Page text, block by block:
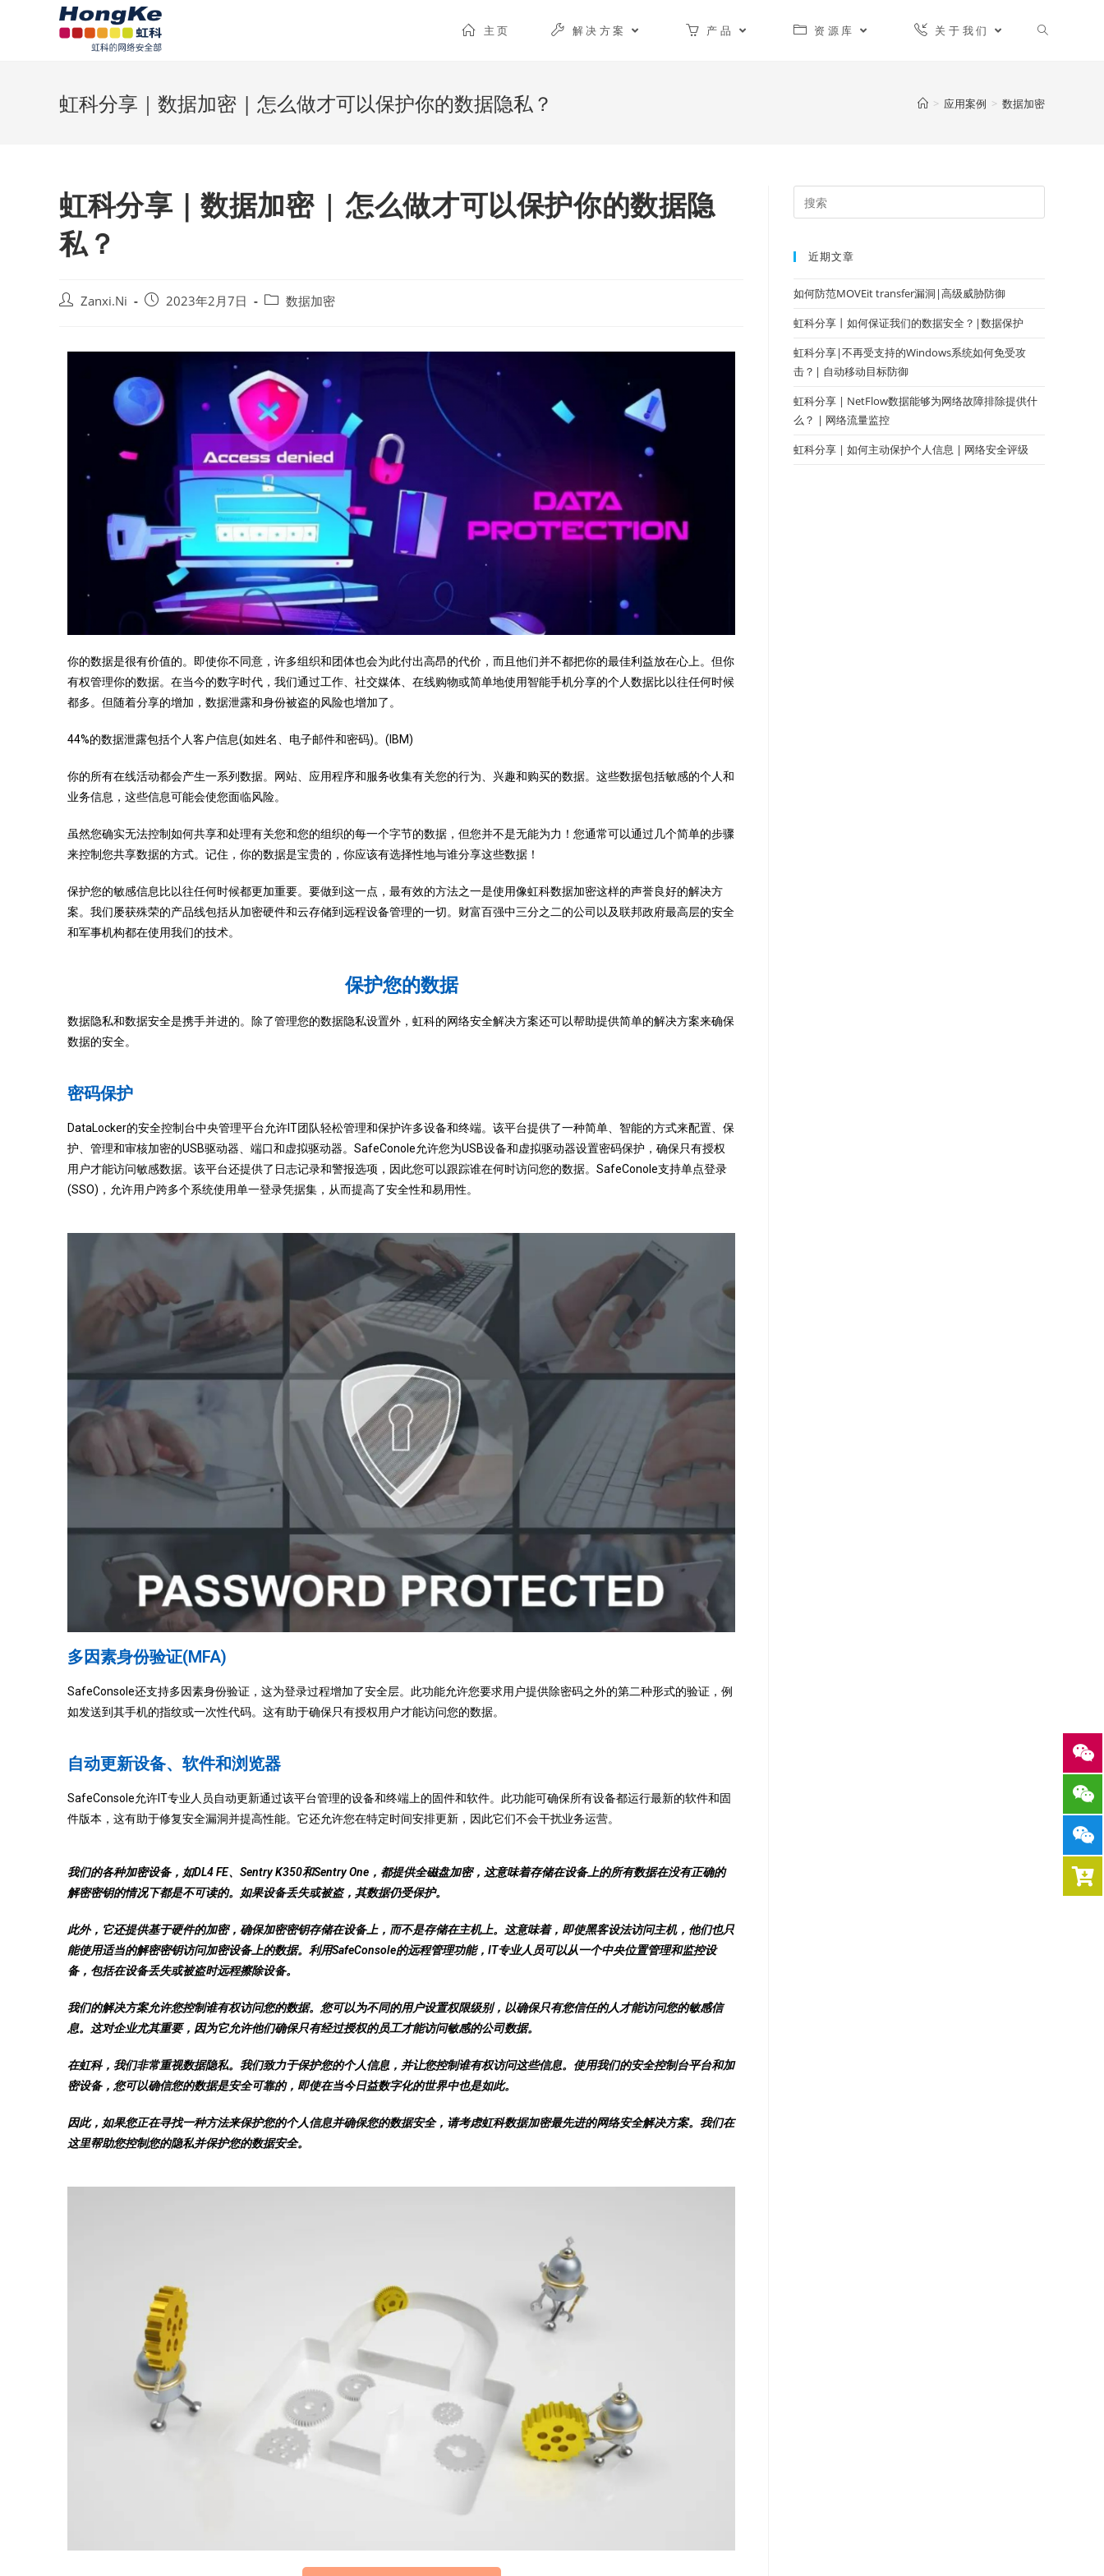
主页 解决方案 产品 资源库 关于我们
虹科分享｜数据加密 | 怎么做才可以保护你的数据隐私？ > 应用案例 > 数据加密
虹科分享｜数据加密 | 怎么做才可以保护你的数据隐
私？
Zanxi.Ni 2023年2月7日 数据加密
你的数据是很有价值的。即使你不同意，许多组织和团体也会为此付出高昂的代价，而且他们并不都把你的最佳利益放在心上。但你
有权管理你的数据。在当今的数字时代，我们通过工作、社交媒体、在线购物或简单地使用智能手机分享的个人数据比以往任何时候
都多。但随着分享的增加，数据泄露和身份被盗的风险也增加了。
44%的数据泄露包括个人客户信息(如姓名、电子邮件和密码)。(IBM)
你的所有在线活动都会产生一系列数据。网站、应用程序和服务收集有关您的行为、兴趣和购买的数据。这些数据包括敏感的个人和
业务信息，这些信息可能会使您面临风险。
虽然您确实无法控制如何共享和处理有关您和您的组织的每一个字节的数据，但您并不是无能为力！您通常可以通过几个简单的步骤
来控制您共享数据的方式。记住，你的数据是宝贵的，你应该有选择性地与谁分享这些数据！
保护您的敏感信息比以往任何时候都更加重要。要做到这一点，最有效的方法之一是使用像虹科数据加密这样的声誉良好的解决方
案。我们屡获殊荣的产品线包括从加密硬件和云存储到远程设备管理的一切。财富百强中三分之二的公司以及联邦政府最高层的安全
和军事机构都在使用我们的技术。
保护您的数据
数据隐私和数据安全是携手并进的。除了管理您的数据隐私设置外，虹科的网络安全解决方案还可以帮助提供简单的解决方案来确保
数据的安全。
密码保护
DataLocker的安全控制台中央管理平台允许IT团队轻松管理和保护许多设备和终端。该平台提供了一种简单、智能的方式来配置、保
护、管理和审核加密的USB驱动器、端口和虚拟驱动器。SafeConole允许您为USB设备和虚拟驱动器设置密码保护，确保只有授权
用户才能访问敏感数据。该平台还提供了日志记录和警报选项，因此您可以跟踪谁在何时访问您的数据。SafeConole支持单点登录
(SSO)，允许用户跨多个系统使用单一登录凭据集，从而提高了安全性和易用性。
多因素身份验证(MFA)
SafeConsole还支持多因素身份验证，这为登录过程增加了安全层。此功能允许您要求用户提供除密码之外的第二种形式的验证，例
如发送到其手机的指纹或一次性代码。这有助于确保只有授权用户才能访问您的数据。
自动更新设备、软件和浏览器
SafeConsole允许IT专业人员自动更新通过该平台管理的设备和终端上的固件和软件。此功能可确保所有设备都运行最新的软件和固
件版本，这有助于修复安全漏洞并提高性能。它还允许您在特定时间安排更新，因此它们不会干扰业务运营。
我们的各种加密设备，如DL4 FE、Sentry K350和Sentry One，都提供全磁盘加密，这意味着存储在设备上的所有数据在没有正确的
解密密钥的情况下都是不可读的。如果设备丢失或被盗，其数据仍受保护。
此外，它还提供基于硬件的加密，确保加密密钥存储在设备上，而不是存储在主机上。这意味着，即使黑客设法访问主机，他们也只
能使用适当的解密密钥访问加密设备上的数据。利用SafeConsole的远程管理功能，IT专业人员可以从一个中央位置管理和监控设
备，包括在设备丢失或被盗时远程擦除设备。
我们的解决方案允许您控制谁有权访问您的数据。您可以为不同的用户设置权限级别，以确保只有您信任的人才能访问您的敏感信
息。这对企业尤其重要，因为它允许他们确保只有经过授权的员工才能访问敏感的公司数据。
在虹科，我们非常重视数据隐私。我们致力于保护您的个人信息，并让您控制谁有权访问这些信息。使用我们的安全控制台平台和加
密设备，您可以确信您的数据是安全可靠的，即使在当今日益数字化的世界中也是如此。
因此，如果您正在寻找一种方法来保护您的个人信息并确保您的数据安全，请考虑虹科数据加密最先进的网络安全解决方案。我们在
这里帮助您控制您的隐私并保护您的数据安全。
近期文章
如何防范MOVEit transfer漏洞|高级威胁防御
虹科分享丨如何保证我们的数据安全？|数据保护
虹科分享|不再受支持的Windows系统如何免受攻
击？| 自动移动目标防御
虹科分享 | NetFlow数据能够为网络故障排除提供什
么？ | 网络流量监控
虹科分享 | 如何主动保护个人信息 | 网络安全评级